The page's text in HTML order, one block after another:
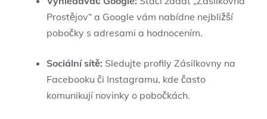
Prostějov“ a Google vám nabídne nejbližší
pobočky s adresami a hodnocením.
Sociální sítě: Sledujte profily Zásilkovny na
Facebooku či Instagramu, kde často
komunikují novinky o pobočkách.